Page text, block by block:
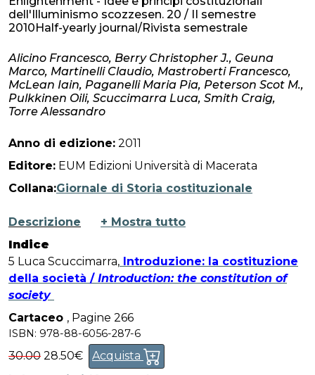
dell'Illuminismo scozzesen. 20 / II semestre
2010Half-yearly journal/Rivista semestrale
Alicino Francesco, Berry Christopher J., Geuna
Marco, Martinelli Claudio, Mastroberti Francesco,
McLean Iain, Paganelli Maria Pia, Peterson Scot M.,
Pulkkinen Oili, Scuccimarra Luca, Smith Craig,
Torre Alessandro
Anno di edizione: 2011
Editore: EUM Edizioni Università di Macerata
Collana:Giornale di Storia costituzionale
Descrizione
+ Mostra tutto
Indice
5 Luca Scuccimarra, Introduzione: la costituzione
della società / Introduction: the constitution of
society
Fondamenti
17 Alessandro Torre, Il contesto costituzionale
dell’Illuminismo scozzese /The constitutional
context of the Scottish Enlightenment
Cartaceo , Pagine 266
ISBN: 978-88-6056-287-6
30.00 28.50€
Acquista